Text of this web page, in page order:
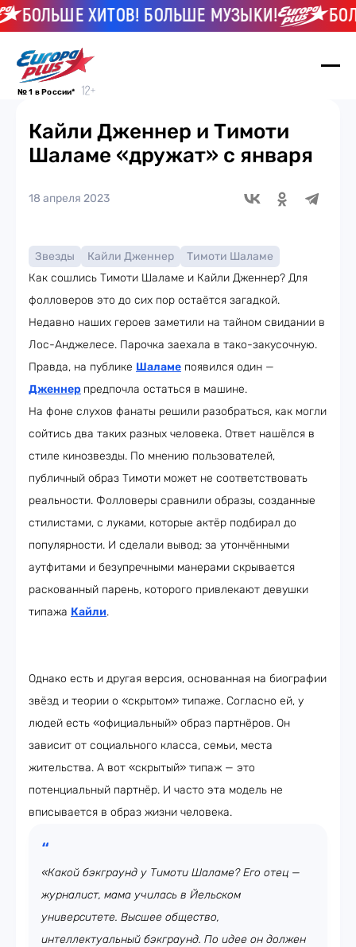
БОЛЬШЕ ХИТОВ! БОЛЬШЕ МУЗЫКИ!
№ 1 в России*
Кайли Дженнер и Тимоти
Шаламе «дружат» с января
18 апреля 2023
Звезды Кайли Дженнер
Тимоти Шаламе
Как сошлись Тимоти Шаламе и Кайли Дженнер? Для
фолловеров это до сих пор остаётся загадкой.
Недавно наших героев заметили на тайном свидании в
Лос-Анджелесе. Парочка заехала в тако-закусочную.
Правда, на публике Шаламе появился один —
Дженнер предпочла остаться в машине.
На фоне слухов фанаты решили разобраться, как могли
сойтись два таких разных человека. Ответ нашёлся в
стиле кинозвезды. По мнению пользователей,
публичный образ Тимоти может не соответствовать
реальности. Фолловеры сравнили образы, созданные
стилистами, с луками, которые актёр подбирал до
популярности. И сделали вывод: за утончёнными
аутфитами и безупречными манерами скрывается
раскованный парень, которого привлекают девушки
типажа Кайли.
Однако есть и другая версия, основанная на биографии
звёзд и теории о «скрытом» типаже. Согласно ей, у
людей есть «официальный» образ партнёров. Он
зависит от социального класса, семьи, места
жительства. А вот «скрытый» типаж — это
потенциальный партнёр. И часто эта модель не
вписывается в образ жизни человека.
«Какой бэкграунд у Тимоти Шаламе? Его отец —
журналист, мама училась в Йельском
университете. Высшее общество,
интеллектуальный бэкграунд. По идее он должен